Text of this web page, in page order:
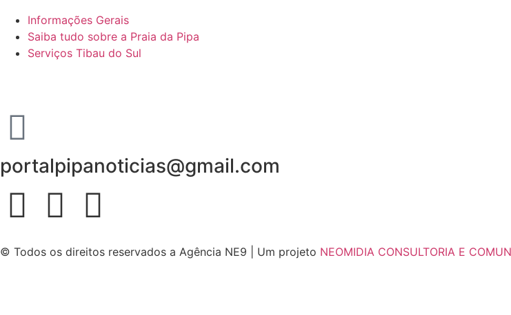
Informações Gerais
Saiba tudo sobre a Praia da Pipa
Serviços Tibau do Sul
portalpipanoticias@gmail.com
© Todos os direitos reservados a Agência NE9 | Um projeto NEOMIDIA CONSULTORIA E